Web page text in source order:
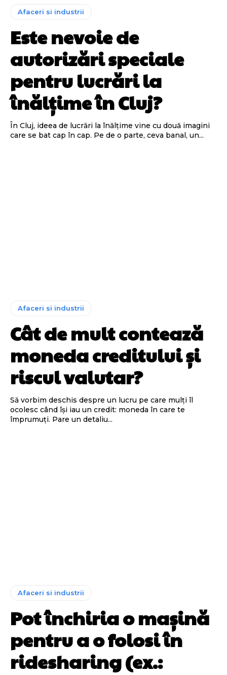
Afaceri si industrii
Este nevoie de
autorizări speciale
pentru lucrări la
înălțime în Cluj?
În Cluj, ideea de lucrări la înălțime vine cu două imagini
care se bat cap în cap. Pe de o parte, ceva banal, un...
Afaceri si industrii
Cât de mult contează
moneda creditului și
riscul valutar?
Să vorbim deschis despre un lucru pe care mulți îl
ocolesc când își iau un credit: moneda în care te
împrumuți. Pare un detaliu...
Afaceri si industrii
Pot închiria o mașină
pentru a o folosi în
ridesharing (ex.: